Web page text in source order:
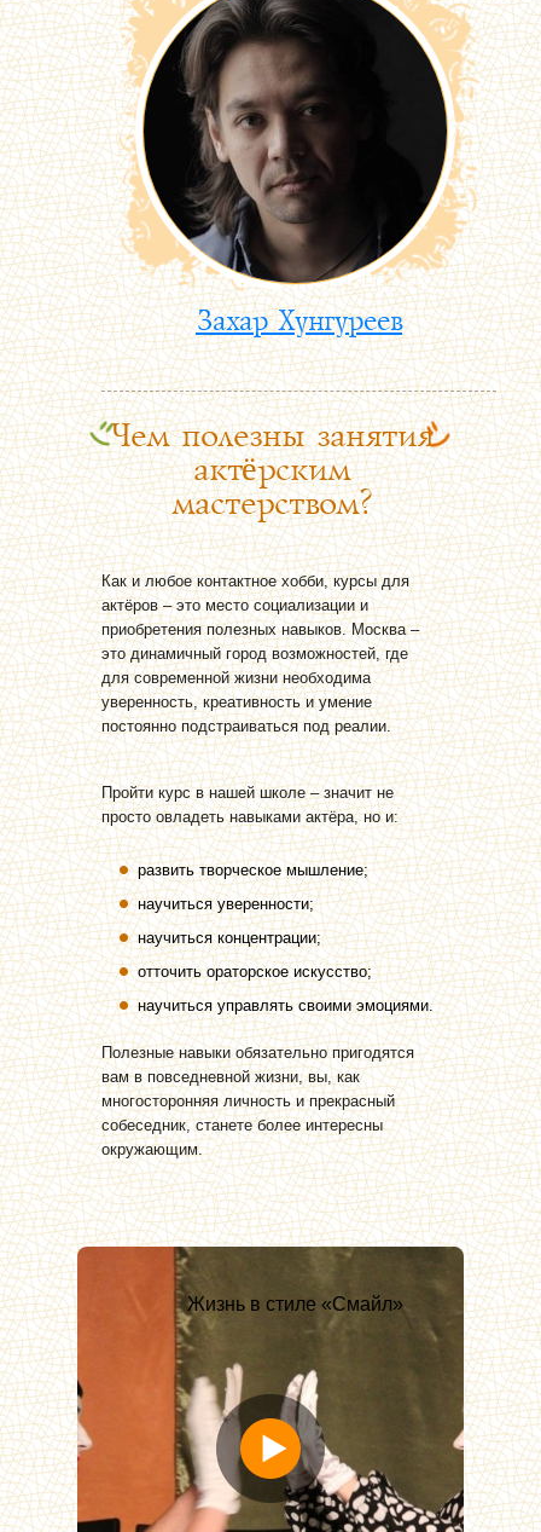
Захар Хунгуреев
Чем полезны занятия
актёрским
мастерством?
Как и любое контактное хобби, курсы для
актёров – это место социализации и
приобретения полезных навыков. Москва –
это динамичный город возможностей, где
для современной жизни необходима
уверенность, креативность и умение
постоянно подстраиваться под реалии.
Пройти курс в нашей школе – значит не
просто овладеть навыками актёра, но и:
развить творческое мышление;
научиться уверенности;
научиться концентрации;
отточить ораторское искусство;
научиться управлять своими эмоциями.
Полезные навыки обязательно пригодятся
вам в повседневной жизни, вы, как
многосторонняя личность и прекрасный
собеседник, станете более интересны
окружающим.
Жизнь в стиле «Смайл»